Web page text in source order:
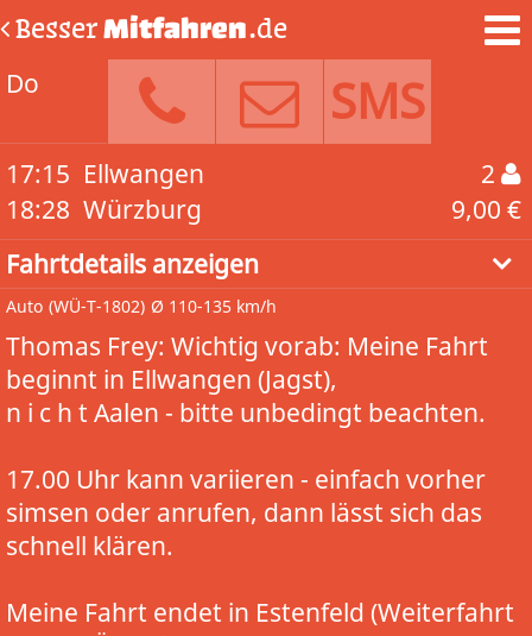
BesserMitfahren.de
Do
SMS
17:15
18:28
Ellwangen
Würzburg
2
9,00 €
Fahrtdetails anzeigen
Auto (WÜ-T-1802) Ø 110-135 km/h
Thomas Frey: Wichtig vorab: Meine Fahrt
beginnt in Ellwangen (Jagst),
n i c h t Aalen - bitte unbedingt beachten.
17.00 Uhr kann variieren - einfach vorher
simsen oder anrufen, dann lässt sich das
schnell klären.
Meine Fahrt endet in Estenfeld (Weiterfahrt